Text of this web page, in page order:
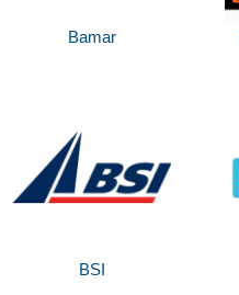
Bamar
BSI